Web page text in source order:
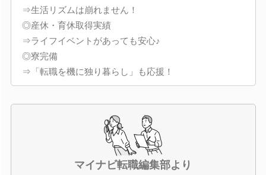
⇒生活リズムは崩れません！
◎産休・育休取得実績
⇒ライフイベントがあっても安心♪
◎寮完備
⇒「転職を機に独り暮らし」も応援！
マイナビ転職編集部より